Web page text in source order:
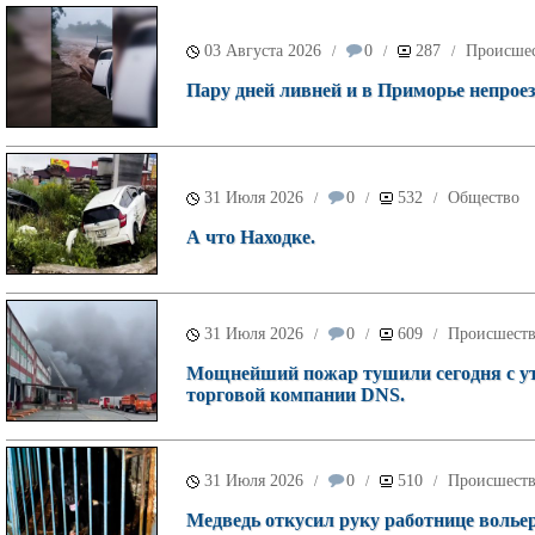
03 Августа 2026 / 0 / 287 /
Пару дней ливней и в Приморье
31 Июля 2026 / 0 / 532 / Общество
А что Находке.
31 Июля 2026 / 0 / 609 /
Мощнейший пожар тушили сегодня с
торговой компании DNS.
31 Июля 2026 / 0 / 510 /
Медведь откусил руку работнице